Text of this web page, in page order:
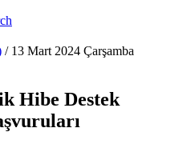
/ 13 Mart 2024 Çarşamba
Hibe Destek